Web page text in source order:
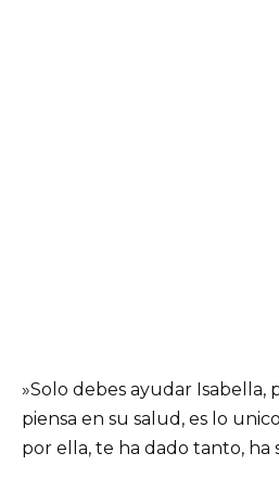
»Solo debes ayudar Isabella,
piensa en su salud, es lo
por ella, te ha dado tanto, ha